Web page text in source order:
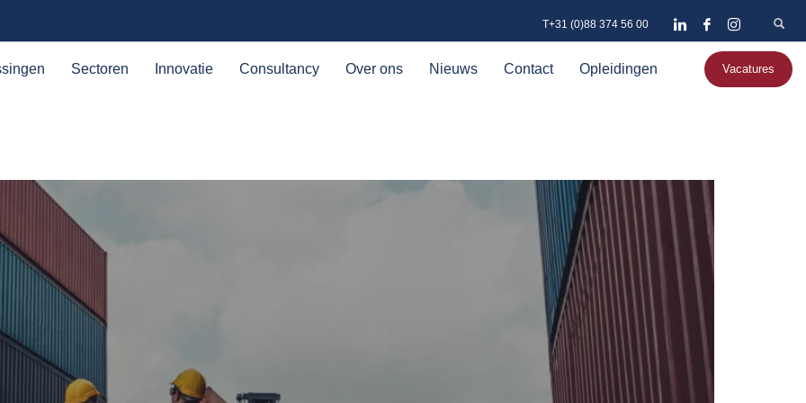
T+31 (0)88 374 56 00
Sectoren Innovatie Consultancy Over ons Nieuws Contact Opleidingen Vacatures